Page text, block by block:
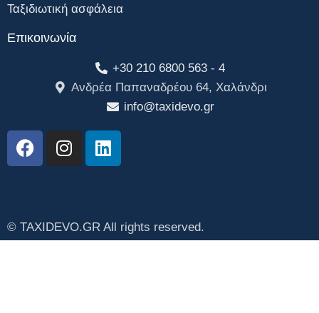
Ταξιδιωτική ασφάλεια
Επικοινωνία
+30 210 6800 563 - 4
Ανδρέα Παπαναδρέου 64, Χαλάνδρι
info@taxidevo.gr
© TAXIDEVO.GR All rights reserved.